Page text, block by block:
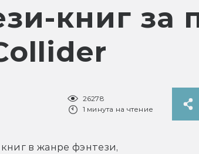
книг за
26278
1 минута на чтение
в жанре фэнтези,